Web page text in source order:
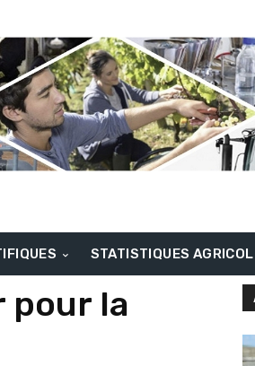
STATISTIQUES
pour la